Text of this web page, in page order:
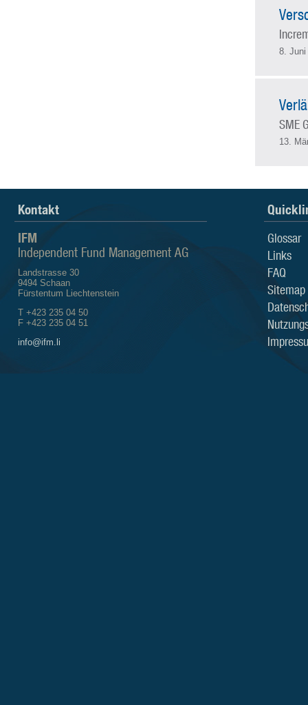
8. Juni
SME
13.
Kontakt
IFM
Independent Fund Management AG
Landstrasse 30
9494 Schaan
Fürstentum Liechtenstein
T +423 235 04 50
F +423 235 04 51
info@ifm.li
Glossar
Links
FAQ
Sitemap